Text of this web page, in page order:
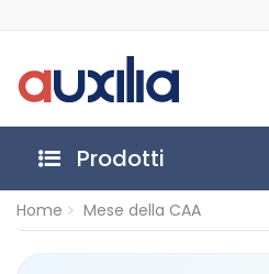
Prodotti
Home Mese della CAA